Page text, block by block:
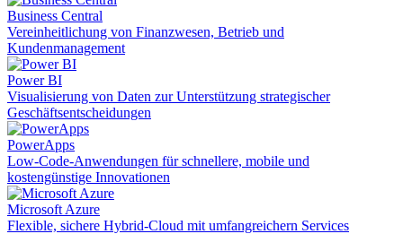
Business Central
Vereinheitlichung von Finanzwesen, Betrieb und
Kundenmanagement
Power BI
Visualisierung von Daten zur Unterstützung strategischer
Geschäftsentscheidungen
PowerApps
Low-Code-Anwendungen für schnellere, mobile und
kostengünstige Innovationen
Microsoft Azure
Flexible, sichere Hybrid-Cloud mit umfangreichern Services